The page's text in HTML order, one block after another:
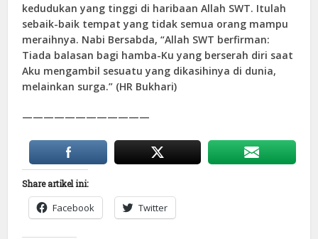
kedudukan yang tinggi di haribaan Allah SWT. Itulah
sebaik-baik tempat yang tidak semua orang mampu
meraihnya. Nabi Bersabda, “Allah SWT berfirman:
Tiada balasan bagi hamba-Ku yang berserah diri saat
Aku mengambil sesuatu yang dikasihinya di dunia,
melainkan surga.” (HR Bukhari)
————————————
Share artikel ini:
Facebook Twitter